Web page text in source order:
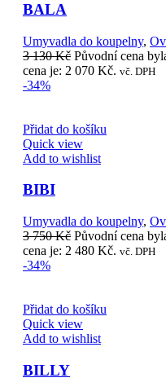
BALA
Umyvadla do koupelny,
3 130Kč Původní cena
cena je: 2 070 Kč. vč. DPH
-34%
Přidat do košíku
Quick view
Add to wishlist
BIBI
Umyvadla do koupelny,
3 750Kč Původní cena
cena je: 2 480 Kč. vč. DPH
-34%
Přidat do košíku
Quick view
Add to wishlist
BILLY